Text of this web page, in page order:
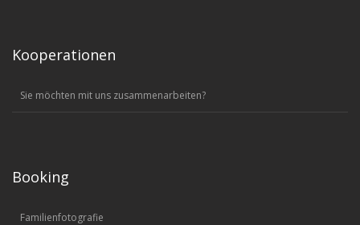
Kooperationen
Sie möchten mit uns zusammenarbeiten?
Booking
Familienfotografie